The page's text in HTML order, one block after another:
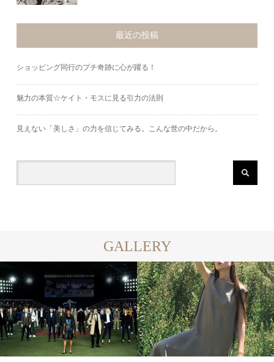
最近の投稿
ショッピング同行のプチ奇跡に心が躍る！
魅力の本質☆ケイト・モスに見る引力の法則
見えない「美しさ」の力を信じてみる。こんな世の中だから。
GALLERY